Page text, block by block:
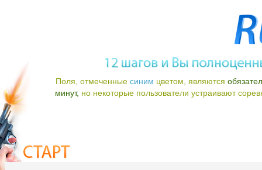
Поля, отмеченные синим цветом, являются
минут, но некоторые пользователи устраивают